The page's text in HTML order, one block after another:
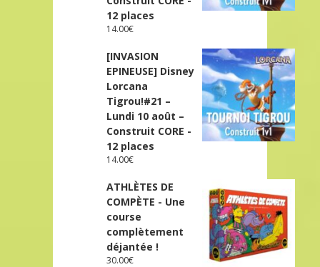
12 places
14.00€
[INVASION
EPINEUSE] Disney
Lorcana
Tigrou!#21 –
Lundi 10 août –
Construit CORE -
12 places
14.00€
ATHLÈTES DE
COMPÈTE - Une
course
complètement
déjantée !
30.00€